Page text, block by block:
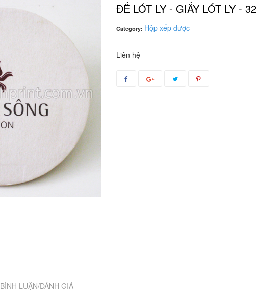
ĐẾ LÓT LY - GIẤY LÓT LY - 32
Category: Hộp xếp được
Liên hệ
BÌNH LUẬN/ĐÁNH GIÁ